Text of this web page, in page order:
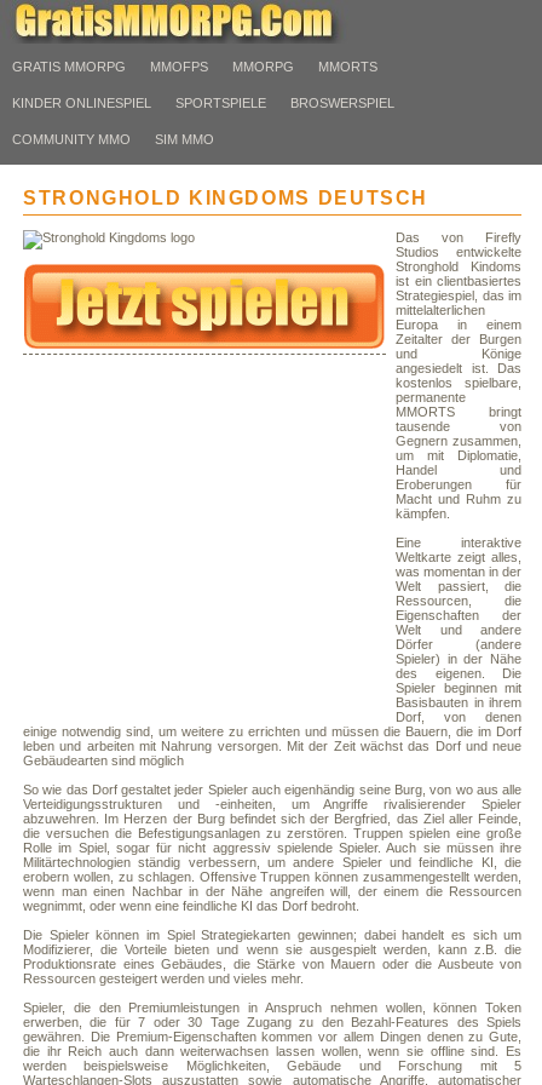
GRATIS MMORPG MMOFPS MMORPG MMORTS
KINDER ONLINESPIEL SPORTSPIELE BROSWERSPIEL
COMMUNITY MMO SIM MMO
STRONGHOLD KINGDOMS DEUTSCH
Das von Firefly
Studios entwickelte
Stronghold Kindoms
ist ein clientbasiertes
Strategiespiel, das im
mittelalterlichen
Europa in einem
Zeitalter der Burgen
und Könige
angesiedelt ist. Das
kostenlos spielbare,
permanente
MMORTS bringt
tausende von
Gegnern zusammen,
um mit Diplomatie,
Handel und
Eroberungen für
Macht und Ruhm zu
kämpfen.
Eine interaktive
Weltkarte zeigt alles,
was momentan in der
Welt passiert, die
Ressourcen, die
Eigenschaften der
Welt und andere
Dörfer (andere
Spieler) in der Nähe
des eigenen. Die
Spieler beginnen mit
Basisbauten in ihrem
Dorf, von denen
einige notwendig sind, um weitere zu errichten und müssen die Bauern, die im Dorf
leben und arbeiten mit Nahrung versorgen. Mit der Zeit wächst das Dorf und neue
Gebäudearten sind möglich
So wie das Dorf gestaltet jeder Spieler auch eigenhändig seine Burg, von wo aus alle
Verteidigungsstrukturen und -einheiten, um Angriffe rivalisierender Spieler
abzuwehren. Im Herzen der Burg befindet sich der Bergfried, das Ziel aller Feinde,
die versuchen die Befestigungsanlagen zu zerstören. Truppen spielen eine große
Rolle im Spiel, sogar für nicht aggressiv spielende Spieler. Auch sie müssen ihre
Militärtechnologien ständig verbessern, um andere Spieler und feindliche KI, die
erobern wollen, zu schlagen. Offensive Truppen können zusammengestellt werden,
wenn man einen Nachbar in der Nähe angreifen will, der einem die Ressourcen
wegnimmt, oder wenn eine feindliche KI das Dorf bedroht.
Die Spieler können im Spiel Strategiekarten gewinnen; dabei handelt es sich um
Modifizierer, die Vorteile bieten und wenn sie ausgespielt werden, kann z.B. die
Produktionsrate eines Gebäudes, die Stärke von Mauern oder die Ausbeute von
Ressourcen gesteigert werden und vieles mehr.
Spieler, die den Premiumleistungen in Anspruch nehmen wollen, können Token
erwerben, die für 7 oder 30 Tage Zugang zu den Bezahl-Features des Spiels
gewähren. Die Premium-Eigenschaften kommen vor allem Dingen denen zu Gute,
die ihr Reich auch dann weiterwachsen lassen wollen, wenn sie offline sind. Es
werden beispielsweise Möglichkeiten, Gebäude und Forschung mit 5
Warteschlangen-Slots auszustatten sowie automatische Angriffe, automatischer